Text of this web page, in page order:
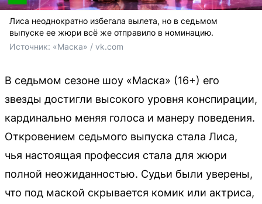
Лиса неоднократно избегала вылета, но в седьмом
выпуске ее жюри всё же отправило в номинацию.
Источник: «Маска» / vk.com
В седьмом сезоне шоу «Маска» (16+) его
звезды достигли высокого уровня конспирации,
кардинально меняя голоса и манеру поведения.
Откровением седьмого выпуска стала Лиса,
чья настоящая профессия стала для жюри
полной неожиданностью. Судьи были уверены,
что под маской скрывается комик или актриса,